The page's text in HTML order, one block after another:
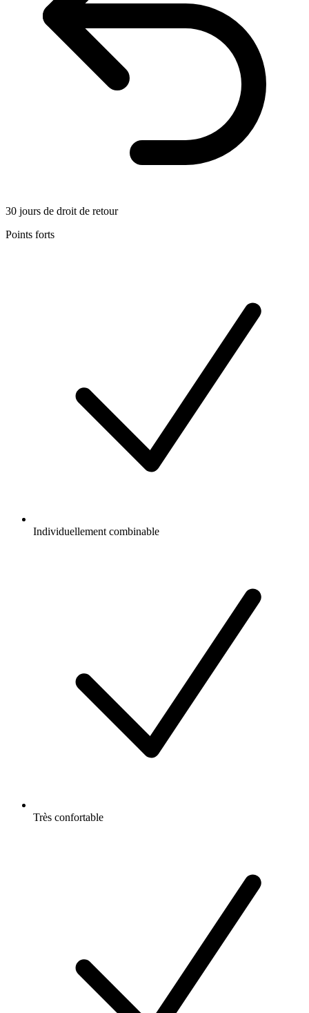
30 jours de droit de retour
Points forts
Individuellement combinable
Très confortable